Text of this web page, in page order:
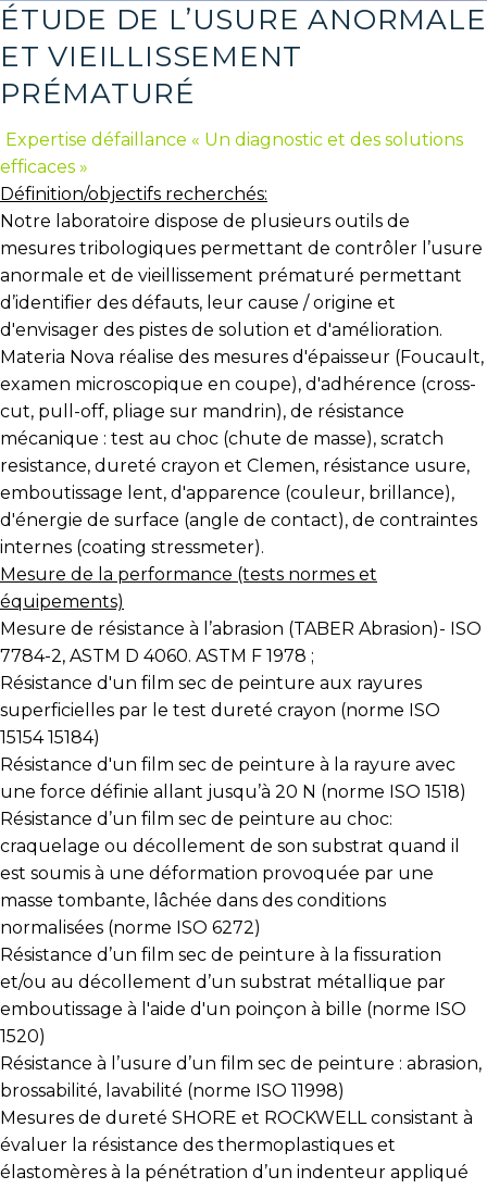
ÉTUDE DE L’USURE ANORMALE
ET VIEILLISSEMENT
PRÉMATURÉ
Expertise défaillance « Un diagnostic et des solutions
efficaces »
Définition/objectifs recherchés:
Notre laboratoire dispose de plusieurs outils de
mesures tribologiques permettant de contrôler l’usure
anormale et de vieillissement prématuré permettant
d’identifier des défauts, leur cause / origine et
d'envisager des pistes de solution et d'amélioration.
Materia Nova réalise des mesures d'épaisseur (Foucault,
examen microscopique en coupe), d'adhérence (cross-
cut, pull-off, pliage sur mandrin), de résistance
mécanique : test au choc (chute de masse), scratch
resistance, dureté crayon et Clemen, résistance usure,
emboutissage lent, d'apparence (couleur, brillance),
d'énergie de surface (angle de contact), de contraintes
internes (coating stressmeter).
Mesure de la performance (tests normes et
équipements)
Mesure de résistance à l’abrasion (TABER Abrasion)- ISO
7784-2, ASTM D 4060. ASTM F 1978 ;
Résistance d'un film sec de peinture aux rayures
superficielles par le test dureté crayon (norme ISO
15154 15184)
Résistance d'un film sec de peinture à la rayure avec
une force définie allant jusqu’à 20 N (norme ISO 1518)
Résistance d’un film sec de peinture au choc:
craquelage ou décollement de son substrat quand il
est soumis à une déformation provoquée par une
masse tombante, lâchée dans des conditions
normalisées (norme ISO 6272)
Résistance d’un film sec de peinture à la fissuration
et/ou au décollement d’un substrat métallique par
emboutissage à l'aide d'un poinçon à bille (norme ISO
1520)
Résistance à l’usure d’un film sec de peinture : abrasion,
brossabilité, lavabilité (norme ISO 11998)
Mesures de dureté SHORE et ROCKWELL consistant à
évaluer la résistance des thermoplastiques et
élastomères à la pénétration d’un indenteur appliqué